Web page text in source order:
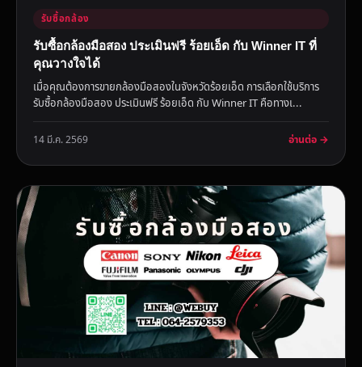
รับซื้อกล้อง
รับซื้อกล้องมือสอง ประเมินฟรี ร้อยเอ็ด กับ Winner IT ที่
คุณวางใจได้
เมื่อคุณต้องการขายกล้องมือสองในจังหวัดร้อยเอ็ด การเลือกใช้บริการ
รับซื้อกล้องมือสอง ประเมินฟรี ร้อยเอ็ด กับ Winner IT คือทางเ...
14 มี.ค. 2569 อ่านต่อ →